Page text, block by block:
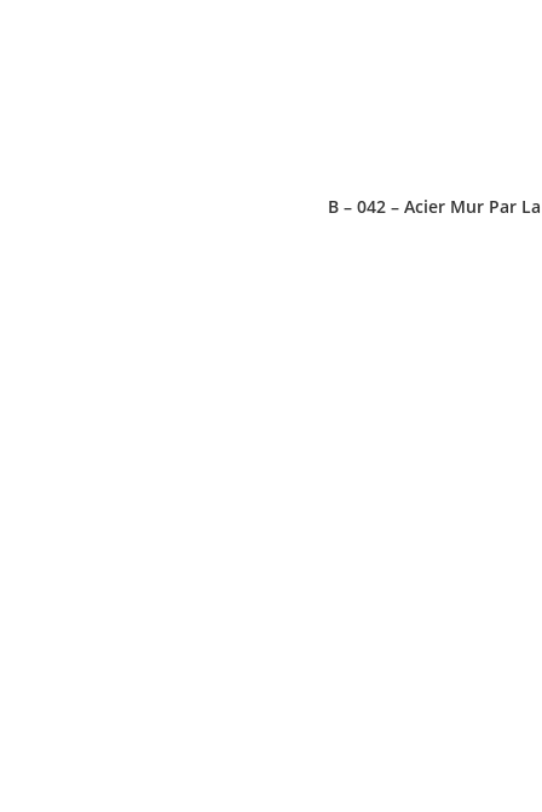
B – 042 – Acier Mur Par